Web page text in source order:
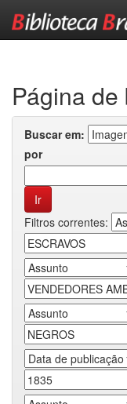
Página de
Buscar em:
por
Filtros correntes: